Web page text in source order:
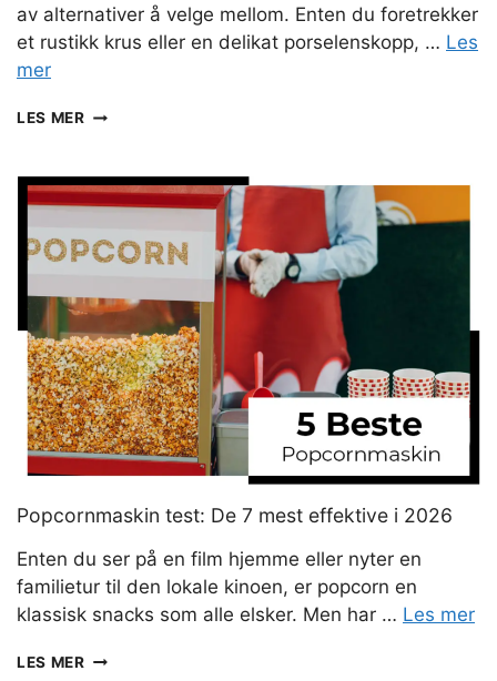
av alternativer å velge mellom. Enten du foretrekker
et rustikk krus eller en delikat porselenskopp, … Les
mer
LES MERTEKOPP
BESTE
OG
TEKOPPENE
Popcornmaskin test: De 7 mest effektive i 2026
Enten du ser på en film hjemme eller nyter en
familietur til den lokale kinoen, er popcorn en
klassisk snacks som alle elsker. Men har … Les mer
LES MERPOPCORNMASKIN